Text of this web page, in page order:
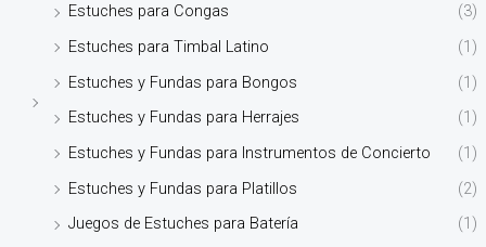
Estuches para Congas
(3)
Estuches para Timbal Latino
(1)
Estuches y Fundas para Bongos
(1)
Estuches y Fundas para Herrajes
(1)
Estuches y Fundas para Instrumentos de Concierto
(1)
Estuches y Fundas para Platillos
(2)
Juegos de Estuches para Batería
(1)